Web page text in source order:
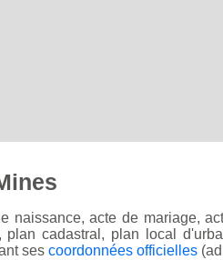
naissance, acte de mariage,
cadastral, plan local
ses coordonnées officielles